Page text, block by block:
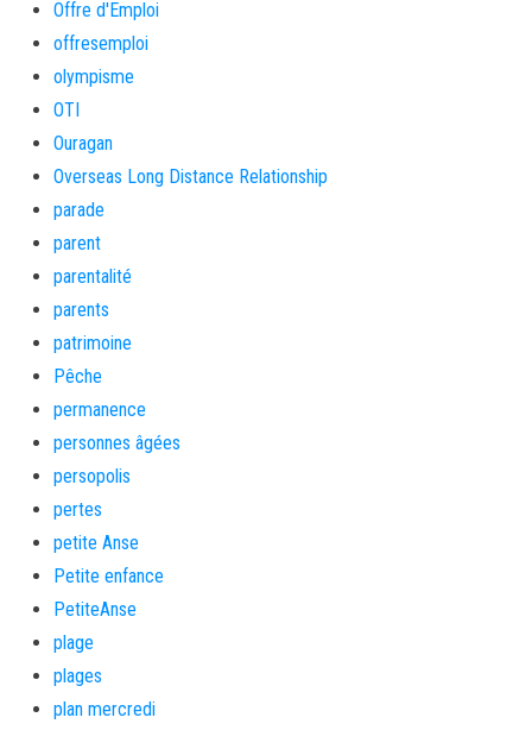
Offre d'Emploi
offresemploi
olympisme
OTI
Ouragan
Overseas Long Distance Relationship
parade
parent
parentalité
parents
patrimoine
Pêche
permanence
personnes âgées
persopolis
pertes
petite Anse
Petite enfance
PetiteAnse
plage
plages
plan mercredi